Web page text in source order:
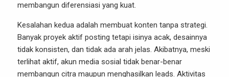
membangun diferensiasi yang kuat.
Kesalahan kedua adalah membuat konten tanpa strategi.
Banyak proyek aktif posting tetapi isinya acak, desainnya
tidak konsisten, dan tidak ada arah jelas. Akibatnya, meski
terlihat aktif, akun media sosial tidak benar-benar
membangun citra maupun menghasilkan leads. Aktivitas